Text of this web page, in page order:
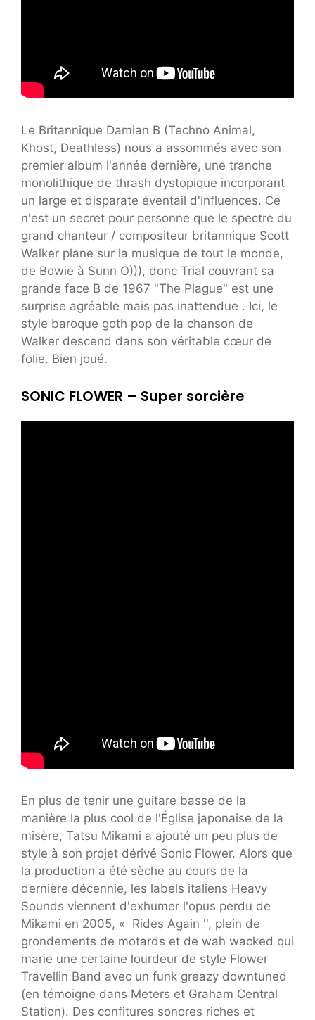
Le Britannique Damian B (Techno Animal,
Khost, Deathless) nous a assommés avec son
premier album l'année dernière, une tranche
monolithique de thrash dystopique incorporant
un large et disparate éventail d'influences. Ce
n'est un secret pour personne que le spectre du
grand chanteur / compositeur britannique Scott
Walker plane sur la musique de tout le monde,
de Bowie à Sunn O))), donc Trial couvrant sa
grande face B de 1967 "The Plague" est une
surprise agréable mais pas inattendue . Ici, le
style baroque goth pop de la chanson de
Walker descend dans son véritable cœur de
folie. Bien joué.
SONIC FLOWER – Super sorcière
En plus de tenir une guitare basse de la
manière la plus cool de l'Église japonaise de la
misère, Tatsu Mikami a ajouté un peu plus de
style à son projet dérivé Sonic Flower. Alors que
la production a été sèche au cours de la
dernière décennie, les labels italiens Heavy
Sounds viennent d'exhumer l'opus perdu de
Mikami en 2005, « Rides Again '', plein de
grondements de motards et de wah wacked qui
marie une certaine lourdeur de style Flower
Travellin Band avec un funk greazy downtuned
(en témoigne dans Meters et Graham Central
Station). Des confitures sonores riches et